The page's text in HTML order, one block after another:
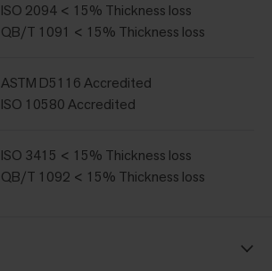
ISO 2094 < 15% Thickness loss
QB/T 1091 < 15% Thickness loss
ASTM D5116 Accredited
ISO 10580 Accredited
ISO 3415 < 15% Thickness loss
QB/T 1092 < 15% Thickness loss